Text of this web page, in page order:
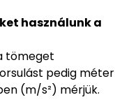
használunk a
tömeget
pedig méter
(m/s²) mérjük.